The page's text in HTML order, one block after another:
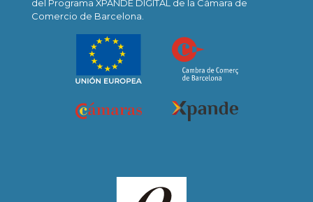
del Programa XPANDE DIGITAL de la Cámara de
Comercio de Barcelona.